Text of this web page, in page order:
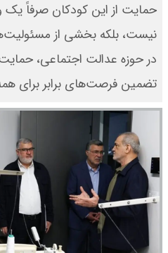
حمایت از این کودکان صرفاً یک
نیست، بلکه بخشی از
در حوزه عدالت اجتماعی،
تضمین فرصت‌های برابر برای